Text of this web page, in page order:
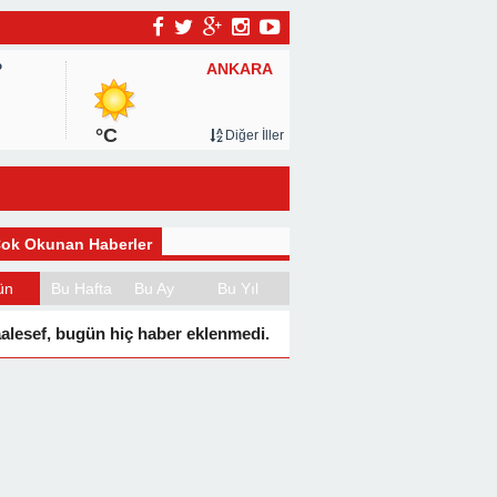
ANKARA
°C Diğer İller
Okunan Haberler
Bu Hafta Bu Ay Bu Yıl
bugün hiç haber eklenmedi.